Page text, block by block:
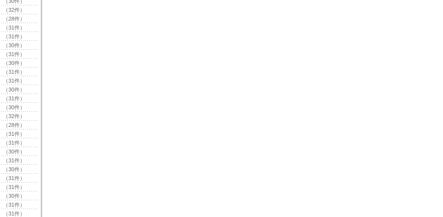
（32件）
（28件）
（31件）
（31件）
（30件）
（31件）
（30件）
（31件）
（31件）
（30件）
（31件）
（30件）
（32件）
（28件）
（31件）
（31件）
（30件）
（31件）
（30件）
（31件）
（31件）
（30件）
（31件）
（31件）